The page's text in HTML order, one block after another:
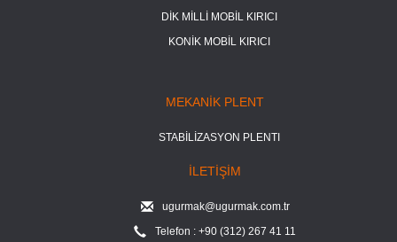
DİK MİLLİ MOBİL KIRICI
KONİK MOBİL KIRICI
MEKANİK PLENT
STABİLİZASYON PLENTI
İLETİŞİM
ugurmak@ugurmak.com.tr
Telefon : +90 (312) 267 41 11